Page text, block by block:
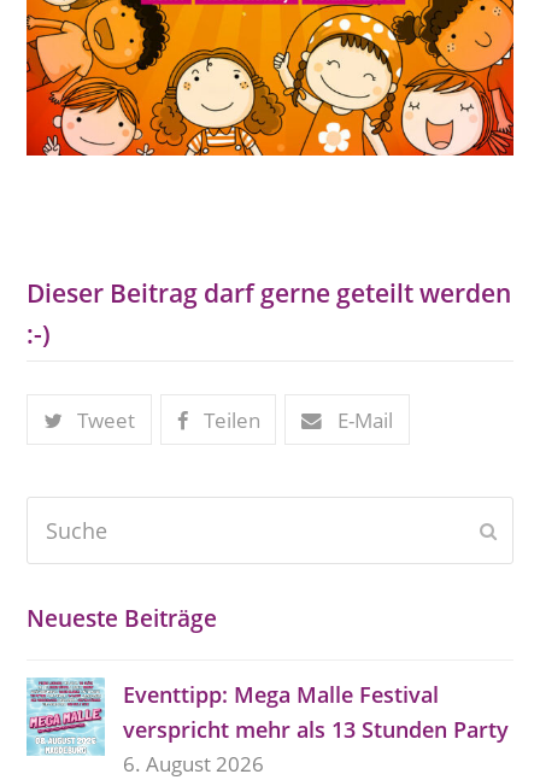
Dieser Beitrag darf gerne geteilt werden
:-)
Tweet Teilen E-Mail
Neueste Beiträge
Eventtipp: Mega Malle Festival
verspricht mehr als 13 Stunden Party
6. August 2026